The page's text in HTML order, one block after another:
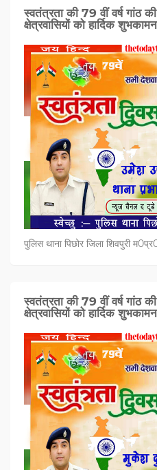
स्वतंत्रता की 79 वीं वर्ष गांठ
क्षेत्रवासियों को हार्दिक
पुलिस थाना पिछोर जिला शिवपुरी
स्वतंत्रता की 79 वीं वर्ष गांठ
क्षेत्रवासियों को हार्दिक